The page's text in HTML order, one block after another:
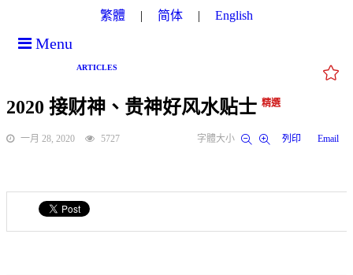
繁體 简体 English
Menu
ARTICLES
2020 接财神、贵神好风水贴士 精選
一月 28, 2020 5727 字體大小 列印 Email